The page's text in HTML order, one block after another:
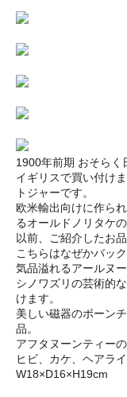
1900年前期 おそらく
イギリスで買い付け
トジャーです。
欧米輸出向けに作ら
るオールドノリタケ
以前、ご紹介したお
こちらはなぜかバッ
気品溢れるアールヌ
シノワズリの芸術的
けます。
美しい磁器のボーン
品。
アフタヌーンティー
ヒビ、カケ、ヘアラ
W18×D16×H19cm